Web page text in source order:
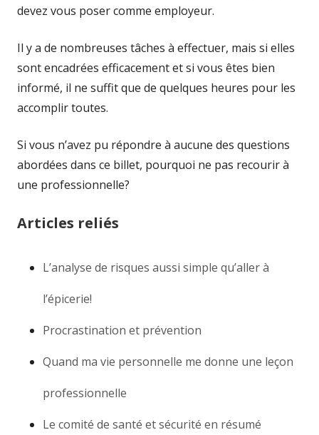
devez vous poser comme employeur.
Il y a de nombreuses tâches à effectuer, mais si elles
sont encadrées efficacement et si vous êtes bien
informé, il ne suffit que de quelques heures pour les
accomplir toutes.
Si vous n’avez pu répondre à aucune des questions
abordées dans ce billet, pourquoi ne pas recourir à
une professionnelle?
Articles reliés
L’analyse de risques aussi simple qu’aller à
l’épicerie!
Procrastination et prévention
Quand ma vie personnelle me donne une leçon
professionnelle
Le comité de santé et sécurité en résumé